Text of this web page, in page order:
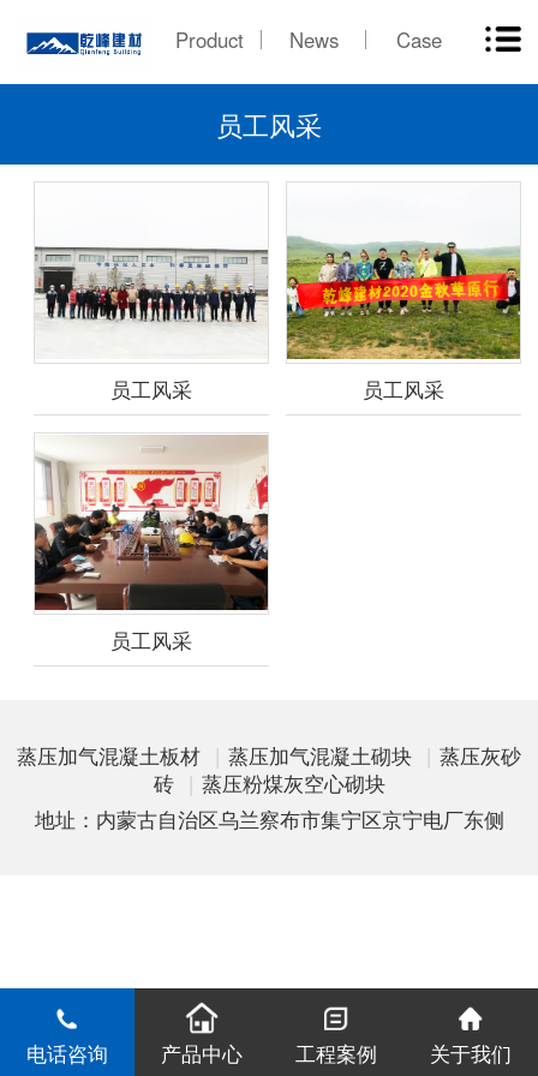
Product News Case
员工风采
员工风采 员工风采
员工风采
蒸压加气混凝土板材 | 蒸压加气混凝土砌块 | 蒸压灰砂
砖
| 蒸压粉煤灰空心砌块
地址：内蒙古自治区乌兰察布市集宁区京宁电厂东侧
电话咨询 产品中心 工程案例 关于我们